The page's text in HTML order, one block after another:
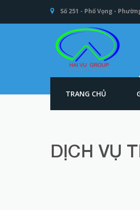
Số 251 - Phố Vọng -
thông - Kết cấu
TRANG CHỦ
DỊCH VỤ